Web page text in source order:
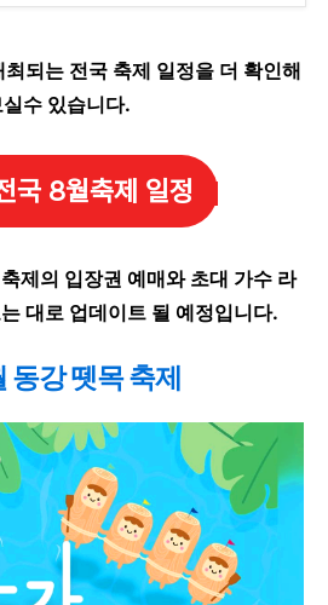
되는 전국 축제 일정을 더 확인해
실수 있습니다.
국 8월축제 일정
제의 입장권 예매와 초대 가수 라
대로 업데이트 될 예정입니다.
동강 뗏목 축제